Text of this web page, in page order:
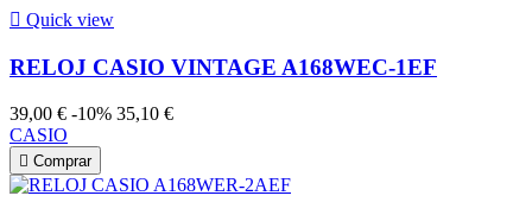
 Quick view
RELOJ CASIO VINTAGE A168WEC-1EF
39,00 € -10% 35,10 €
CASIO
 Comprar